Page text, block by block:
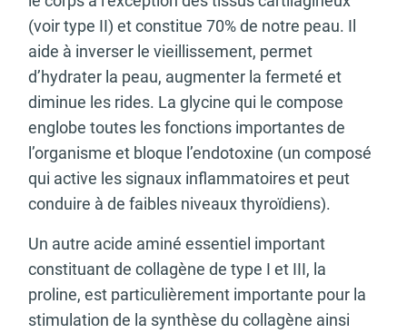
(voir type II) et constitue 70% de notre peau. Il
aide à inverser le vieillissement, permet
d’hydrater la peau, augmenter la fermeté et
diminue les rides. La glycine qui le compose
englobe toutes les fonctions importantes de
l’organisme et bloque l’endotoxine (un composé
qui active les signaux inflammatoires et peut
conduire à de faibles niveaux thyroïdiens).
Un autre acide aminé essentiel important
constituant de collagène de type I et III, la
proline, est particulièrement importante pour la
stimulation de la synthèse du collagène ainsi